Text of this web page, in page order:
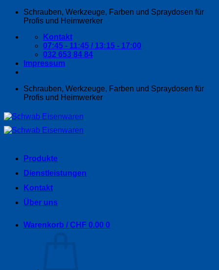
Zum
Schrauben, Werkzeuge, Farben und Spraydosen für
Profis und Heimwerker
Kontakt
07:45 - 11:45 / 13:15 - 17:00
032 653 84 84
Impressum
Schrauben, Werkzeuge, Farben und Spraydosen für
Profis und Heimwerker
Produkte
Dienstleistungen
Kontakt
Über uns
Warenkorb / CHF 0.00 0